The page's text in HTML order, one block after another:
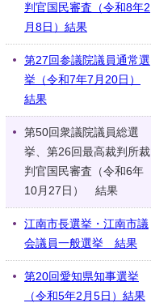
判官国民審査（令和8年2
月8日）結果
第27回参議院議員通常選
挙（令和7年7月20日）
結果
第50回衆議院議員総選
挙、第26回最高裁判所裁
判官国民審査（令和6年
10月27日） 結果
江南市長選挙・江南市議
会議員一般選挙 結果
第20回愛知県知事選挙
（令和5年2月5日）結果